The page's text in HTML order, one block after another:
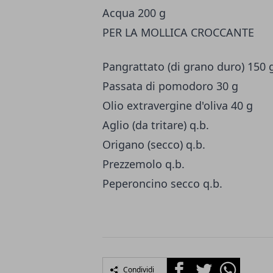
Acqua 200 g
PER LA MOLLICA CROCCANTE
Pangrattato (di grano duro) 150
Passata di pomodoro 30 g
Olio extravergine d'oliva 40 g
Aglio (da tritare) q.b.
Origano (secco) q.b.
Prezzemolo q.b.
Peperoncino secco q.b.
Condividi FacebookTwitterWhatsapp